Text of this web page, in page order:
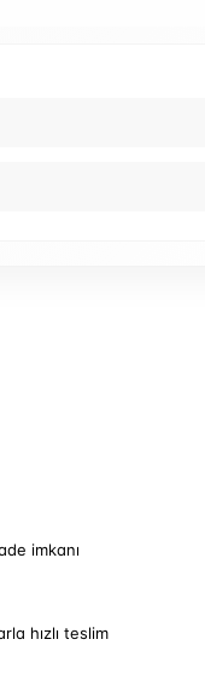
imkanı
hızlı teslim